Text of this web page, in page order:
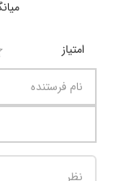
امتیاز